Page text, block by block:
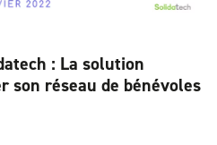
: La solution
son réseau de bénévoles